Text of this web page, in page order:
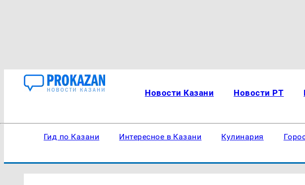
Новости Казани Новости РТ
Гид по Казани Интересное в Казани Кулинария